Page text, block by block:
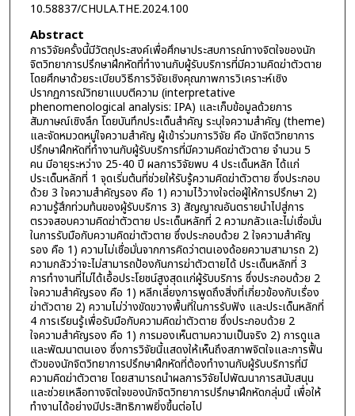
10.58837/CHULA.THE.2024.100
Abstract
การวิจัยครั้งนี้มีวัตถุประสงค์เพื่อศึกษาประสบการณ์ทางจิตใจของนัก
จิตวิทยาการปรึกษาฝึกหัดที่ทำงานกับผู้รับบริการที่มีความคิดฆ่าตัวตาย
โดยศึกษาด้วยระเบียบวิธีการวิจัยเชิงคุณภาพการวิเคราะห์เชิง
ปรากฏการณ์วิทยาแบบตีความ (interpretative
phenomenological analysis: IPA) และเก็บข้อมูลด้วยการ
สัมภาษณ์เชิงลึก โดยบันทึกประเด็นสำคัญ ระบุใจความสำคัญ (theme)
และจัดหมวดหมู่ใจความสำคัญ ผู้เข้าร่วมการวิจัย คือ นักจิตวิทยาการ
ปรึกษาฝึกหัดที่ทำงานกับผู้รับบริการที่มีความคิดฆ่าตัวตาย จำนวน 5
คน มีอายุระหว่าง 25-40 ปี ผลการวิจัยพบ 4 ประเด็นหลัก ได้แก่
ประเด็นหลักที่ 1 จุดเริ่มต้นที่ช่วยให้รับรู้ความคิดฆ่าตัวตาย ซึ่งประกอบ
ด้วย 3 ใจความสำคัญรอง คือ 1) ความไว้วางใจต่อผู้ให้การปรึกษา 2)
ความรู้สึกท่วมท้นของผู้รับบริการ 3) สัญญาณอันตรายนำไปสู่การ
ตรวจสอบความคิดฆ่าตัวตาย ประเด็นหลักที่ 2 ความกลัวและไม่เชื่อมั่น
ในการรับมือกับความคิดฆ่าตัวตาย ซึ่งประกอบด้วย 2 ใจความสำคัญ
รอง คือ 1) ความไม่เชื่อมั่นจากการคิดว่าตนเองด้อยความสามารถ 2)
ความกลัวว่าจะไม่สามารถป้องกันการฆ่าตัวตายได้ ประเด็นหลักที่ 3
การทำงานที่ไม่ได้เอื้อประโยชน์สูงสุดแก่ผู้รับบริการ ซึ่งประกอบด้วย 2
ใจความสำคัญรอง คือ 1) หลีกเลี่ยงการพูดถึงสิ่งที่เกี่ยวข้องกับเรื่อง
ฆ่าตัวตาย 2) ความไม่ว่างขัดขวางพื้นที่ในการรับฟัง และประเด็นหลักที่
4 การเรียนรู้เพื่อรับมือกับความคิดฆ่าตัวตาย ซึ่งประกอบด้วย 2
ใจความสำคัญรอง คือ 1) การมองเห็นตามความเป็นจริง 2) การดูแล
และพัฒนาตนเอง ซึ่งการวิจัยนี้แสดงให้เห็นถึงสภาพจิตใจและการฟื้น
ตัวของนักจิตวิทยาการปรึกษาฝึกหัดที่ต้องทำงานกับผู้รับบริการที่มี
ความคิดฆ่าตัวตาย โดยสามารถนำผลการวิจัยไปพัฒนาการสนับสนุน
และช่วยเหลือทางจิตใจของนักจิตวิทยาการปรึกษาฝึกหัดกลุ่มนี้ เพื่อให้
ทำงานได้อย่างมีประสิทธิภาพยิ่งขึ้นต่อไป